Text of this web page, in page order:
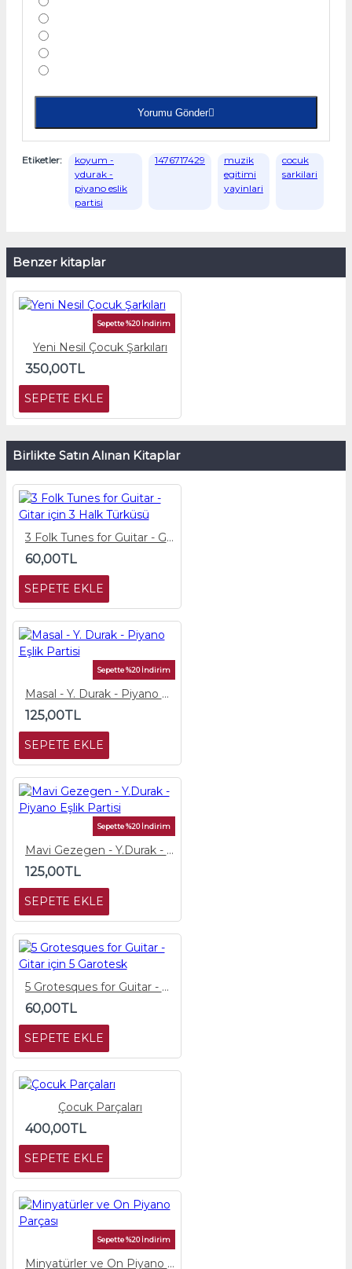
Yorumu Gönder
Etiketler:
koyum -
ydurak -
piyano eslik
partisi
1476717429
muzik
egitimi
yayinlari
cocuk
sarkilari
Benzer kitaplar
Sepette %20 İndirim
Yeni Nesil Çocuk Şarkıları
350,00TL
SEPETE EKLE
Birlikte Satın Alınan Kitaplar
3 Folk Tunes for Guitar - Gitar için 3 Halk Türküsü
60,00TL
SEPETE EKLE
Sepette %20 İndirim
Masal - Y. Durak - Piyano Eşlik Partisi
125,00TL
SEPETE EKLE
Sepette %20 İndirim
Mavi Gezegen - Y.Durak - Piyano Eşlik Partisi
125,00TL
SEPETE EKLE
5 Grotesques for Guitar - Gitar için 5 Garotesk
60,00TL
SEPETE EKLE
Çocuk Parçaları
400,00TL
SEPETE EKLE
Sepette %20 İndirim
Minyatürler ve On Piyano Parçası